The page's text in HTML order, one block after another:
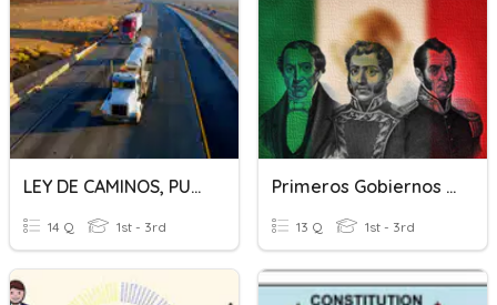
LEY DE CAMINOS, PUENTES Y AUTOTRANSPORTE FEDERAL.
14 Q 1st - 3rd
Primeros Gobiernos Independientes
13 Q 1st - 3rd